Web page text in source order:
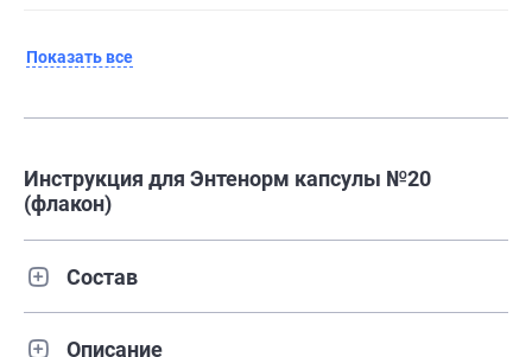
Показать все
Инструкция для Энтенорм капсулы №20
(флакон)
Состав
Описание